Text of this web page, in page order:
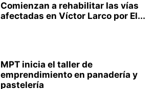
Comienzan a rehabilitar las vías
afectadas en Víctor Larco por El...
MPT inicia el taller de
emprendimiento en panadería y
pastelería